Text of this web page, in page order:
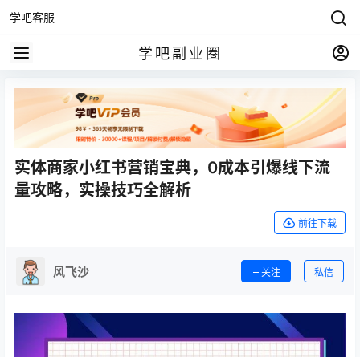
学吧客服
学吧副业圈
实体商家小红书营销宝典，0成本引爆线下流
量攻略，实操技巧全解析
前往下载
风飞沙 关注 私信